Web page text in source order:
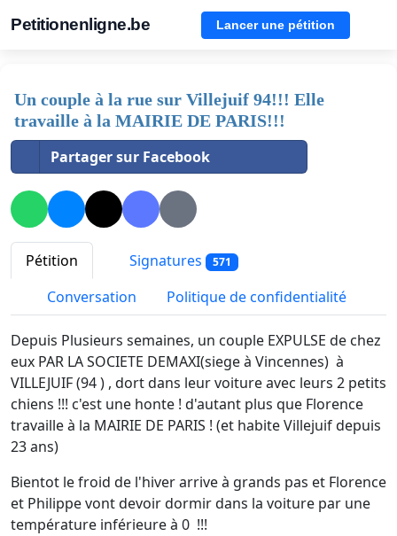
Petitionenligne.be Lancer une pétition
Un couple à la rue sur Villejuif 94!!! Elle
travaille à la MAIRIE DE PARIS!!!
Partager sur Facebook
Pétition Signatures 571
Conversation Politique de confidentialité
Depuis Plusieurs semaines, un couple EXPULSE de chez
eux PAR LA SOCIETE DEMAXI(siege à Vincennes) à
VILLEJUIF (94 ) , dort dans leur voiture avec leurs 2 petits
chiens !!! c'est une honte ! d'autant plus que Florence
travaille à la MAIRIE DE PARIS ! (et habite Villejuif depuis
23 ans)
Bientot le froid de l'hiver arrive à grands pas et Florence
et Philippe vont devoir dormir dans la voiture par une
température inférieure à 0 !!!